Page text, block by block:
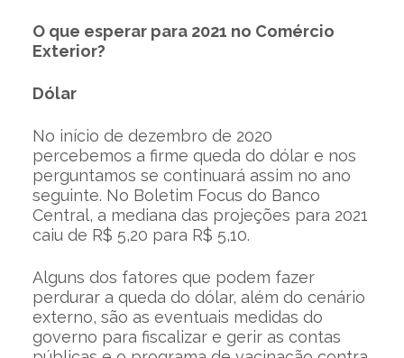
O que esperar para 2021 no Comércio
Exterior?
Dólar
No início de dezembro de 2020
percebemos a firme queda do dólar e nos
perguntamos se continuará assim no ano
seguinte. No Boletim Focus do Banco
Central, a mediana das projeções para 2021
caiu de R$ 5,20 para R$ 5,10.
Alguns dos fatores que podem fazer
perdurar a queda do dólar, além do cenário
externo, são as eventuais medidas do
governo para fiscalizar e gerir as contas